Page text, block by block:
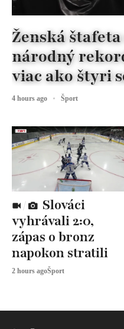
vyhrávali 2:0,
zápas o bronz
napokon stratili
2 hours agoŠport
Ženská
národný
viac ako štyri
4 hours ago Šport